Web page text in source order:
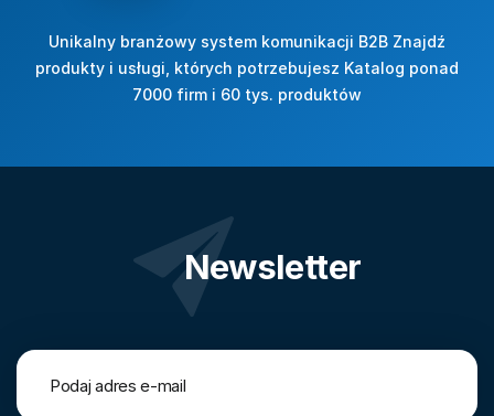
Unikalny branżowy system komunikacji B2B Znajdź
produkty i usługi, których potrzebujesz Katalog ponad
7000 firm i 60 tys. produktów
Newsletter